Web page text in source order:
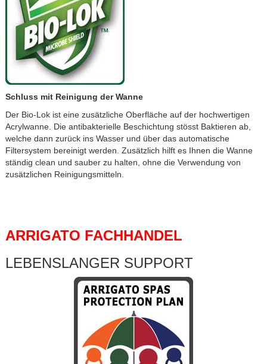
Schluss mit Reinigung der Wanne
Der Bio-Lok ist eine zusätzliche Oberfläche auf der hochwertigen
Acrylwanne. Die antibakterielle Beschichtung stösst Baktieren ab,
welche dann zurück ins Wasser und über das automatische
Filtersystem bereinigt werden. Zusätzlich hilft es Ihnen die Wanne
ständig clean und sauber zu halten, ohne die Verwendung von
zusätzlichen Reinigungsmitteln.
ARRIGATO FACHHANDEL
LEBENSLANGER SUPPORT